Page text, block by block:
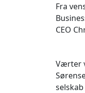
Fra
CEO
Værter